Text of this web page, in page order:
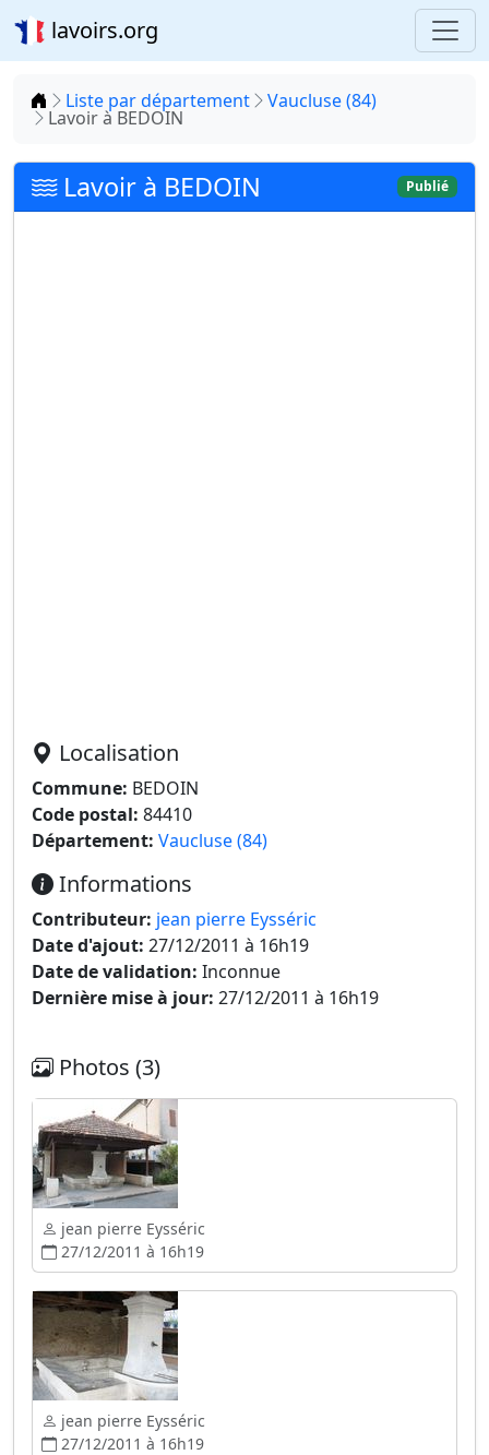
lavoirs.org
Accueil
Liste par département Vaucluse (84)
Lavoir à BEDOIN
Lavoir à BEDOIN Publié
Localisation
Commune: BEDOIN
Code postal: 84410
Département: Vaucluse (84)
Informations
Contributeur: jean pierre Eysséric
Date d'ajout: 27/12/2011 à 16h19
Date de validation: Inconnue
Dernière mise à jour: 27/12/2011 à 16h19
Photos (3)
jean pierre Eysséric
27/12/2011 à 16h19
jean pierre Eysséric
27/12/2011 à 16h19